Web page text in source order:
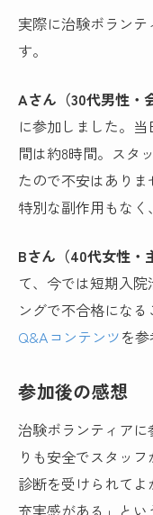
実際に治験ボラン
す。
Aさん（30代男性・
に参加しました。
間は約8時間。スタ
たので不安はあり
特別な副作用もなく
Bさん（40代女性・
て、今では短期入
ングで不合格になる
Q&Aコンテンツを
参加後の感想
治験ボランティア
りも安全でスタッ
診断を受けられて
充実感がある」とい